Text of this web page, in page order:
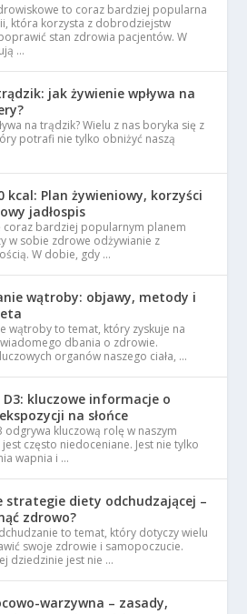
to coraz bardziej popularna
która korzysta z dobrodziejstw
stan zdrowia pacjentów. W
…
jak żywienie wpływa na
na trądzik? Wielu z nas boryka się z
potrafi nie tylko obniżyć naszą
kcal: Plan żywieniowy, korzyści
jadłospis
coraz bardziej popularnym planem
w sobie zdrowe odżywianie z
W dobie, gdy …
wątroby: objawy, metody i
wątroby to temat, który zyskuje na
dbania o zdrowie.
organów naszego ciała, …
kluczowe informacje o
na słońce
odgrywa kluczową rolę w naszym
często niedoceniane. Jest nie tylko
wapnia i …
strategie diety odchudzającej –
zdrowo?
to temat, który dotyczy wielu
swoje zdrowie i samopoczucie.
dziedzinie jest nie …
warzywna – zasady,